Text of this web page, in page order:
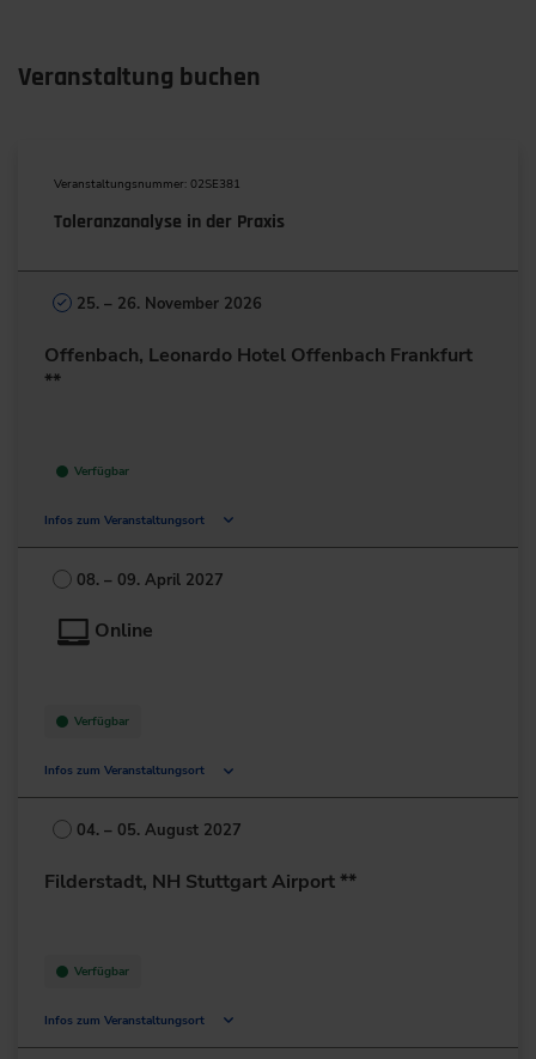
Veranstaltung buchen
Veranstaltungsnummer: 02SE381
Toleranzanalyse in der Praxis
25. – 26. November 2026
Offenbach, Leonardo Hotel Offenbach Frankfurt
**
Verfügbar
Infos zum Veranstaltungsort
Kaiserleistr. 39
63067 Offenbach
08. – 09. April 2027
Online
Verfügbar
Infos zum Veranstaltungsort
Deutschland
+49 211/6214-201
04. – 05. August 2027
Filderstadt, NH Stuttgart Airport **
Verfügbar
Infos zum Veranstaltungsort
Bonländer Hauptstr. 145